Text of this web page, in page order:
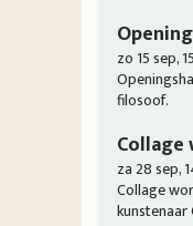
Opening
zo 15 sep,
filosoof.
za 28 sep,
Collage
kunstenaar